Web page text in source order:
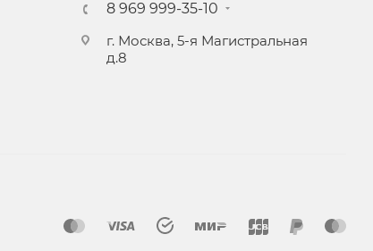
8 969 999-35-10
г. Москва, 5-я Магистральная
д.8